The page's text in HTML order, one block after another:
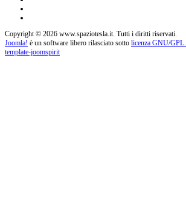
Copyright © 2026 www.spaziotesla.it. Tutti i diritti riservati.
Joomla! è un software libero rilasciato sotto licenza GNU/GPL.
template-joomspirit